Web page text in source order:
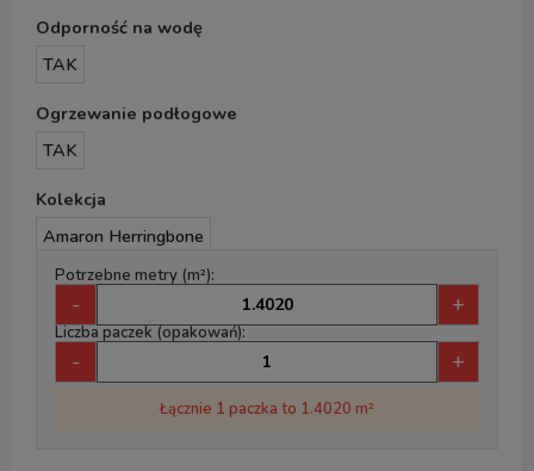
Odporność na wodę
TAK
Ogrzewanie podłogowe
TAK
Kolekcja
Amaron Herringbone
Potrzebne metry (m²):
- +
Liczba paczek (opakowań):
- +
Łącznie 1 paczka to 1.4020 m²